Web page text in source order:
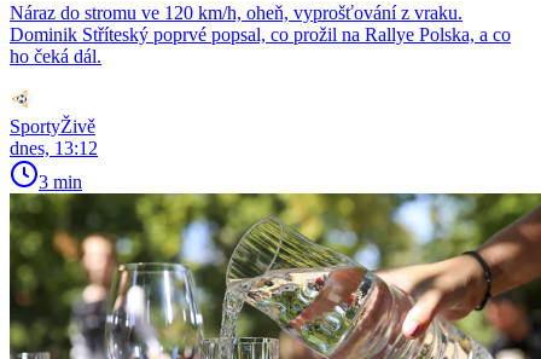
Náraz do stromu ve 120 km/h, oheň, vyprošťování z vraku.
Dominik Stříteský poprvé popsal, co prožil na Rallye Polska, a co
ho čeká dál.
SportyŽivě
dnes, 13:12
3 min